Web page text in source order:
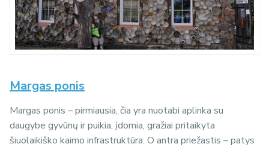
Margas ponis
Margas ponis – pirmiausia, čia yra nuotabi aplinka su
daugybe gyvūnų ir puikia, įdomia, gražiai pritaikyta
šiuolaikiško kaimo infrastruktūra. O antra priežastis – patys